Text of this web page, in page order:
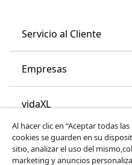
Servicio al Cliente
Empresas
vidaXL
Descubre mas
Al hacer clic en “Aceptar todas
cookies se guarden en su
sitio, analizar el uso del
marketing y anuncios